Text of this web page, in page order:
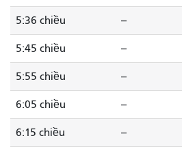
5:36 chiều --
5:45 chiều --
5:55 chiều --
6:05 chiều --
6:15 chiều --